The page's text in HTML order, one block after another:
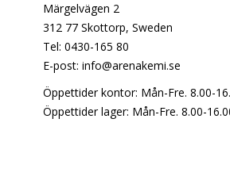
Märgelvägen 2
312 77 Skottorp, Sweden
Tel: 0430-165 80
E-post: info@arenakemi.se
Öppettider kontor: Mån-Fre. 8.00-
Öppettider lager: Mån-Fre. 8.00-